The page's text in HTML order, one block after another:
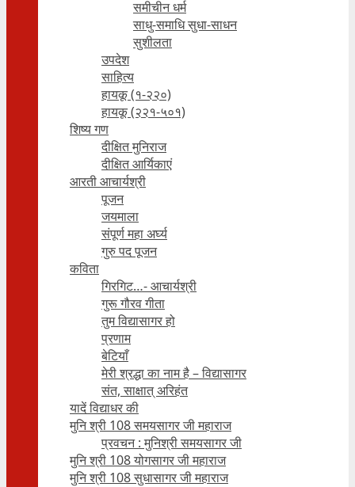
समीचीन धर्म
साधु-समाधि सुधा-साधन
सुशीलता
उपदेश
साहित्य
हायकू (१‍-२२०)
हायकू (२२१-५०१)
शिष्य गण
दीक्षित मुनिराज
दीक्षित आर्यिकाएं
आरती आचार्यश्री
पूजन
जयमाला
संपूर्ण महा अर्घ्य
गुरु पद पूजन
कविता
गिरगिट…- आचार्यश्री
गुरू गौरव गीता
तुम विद्यासागर हो
प्रणाम
बेटियाँ
मेरी श्रद्धा का नाम है – विद्यासागर
संत, साक्षात् अरिहंत
यादें विद्याधर की
मुनि श्री 108 समयसागर जी महाराज
प्रवचन : मुनिश्री समयसागर जी
मुनि श्री 108 योगसागर जी महाराज
मुनि श्री 108 सुधासागर जी महाराज